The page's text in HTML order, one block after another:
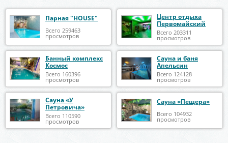
Парная "HOUSE"
Всего 259463
просмотров
Центр отдыха
Первомайский
Всего 203311
просмотров
Банный комплекс
Космос
Всего 160396
просмотров
Сауна и баня
Апельсин
Всего 124128
просмотров
Сауна «У
Петровича»
Всего 110590
просмотров
Сауна «Пещера»
Всего 104932
просмотров